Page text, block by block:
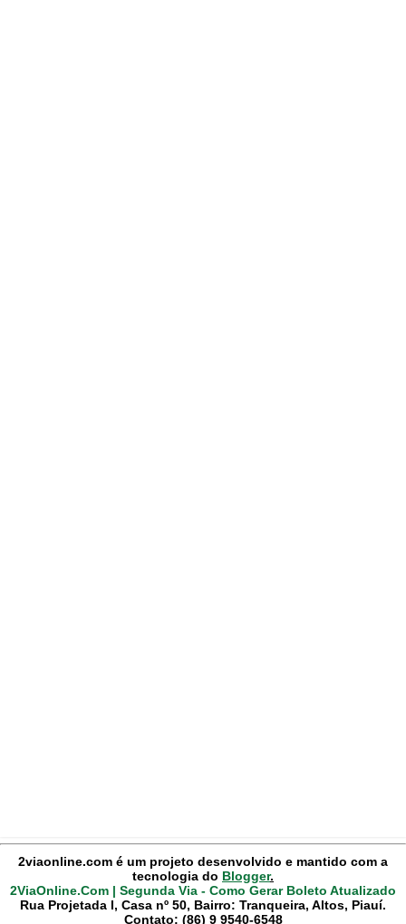
2viaonline.com é um projeto desenvolvido e mantido com a
tecnologia do Blogger.
2ViaOnline.Com | Segunda Via - Como Gerar Boleto Atualizado
Rua Projetada I, Casa nº 50, Bairro: Tranqueira, Altos, Piauí.
Contato: (86) 9 9540-6548